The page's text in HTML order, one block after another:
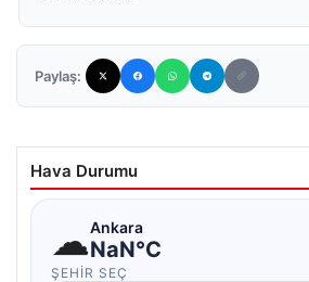
Paylaş:
Hava Durumu
☁Ankara
NaN°C
ŞEHIR SEÇ